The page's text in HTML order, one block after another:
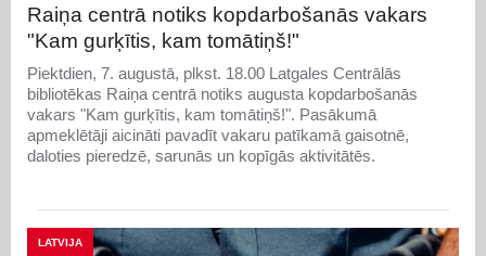
Raiņa centrā notiks kopdarbošanās vakars
"Kam gurķītis, kam tomātiņš!"
Piektdien, 7. augustā, plkst. 18.00 Latgales Centrālās
bibliotēkas Raiņa centrā notiks augusta kopdarbošanās
vakars "Kam gurķītis, kam tomātiņš!". Pasākumā
apmeklētāji aicināti pavadīt vakaru patīkamā gaisotnē,
daloties pieredzē, sarunās un kopīgās aktivitātēs.
LATVIJA